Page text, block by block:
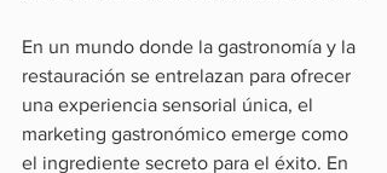
En un mundo donde la gastronomía y la
restauración se entrelazan para ofrecer
una experiencia sensorial única, el
marketing gastronómico emerge como
el ingrediente secreto para el éxito. En